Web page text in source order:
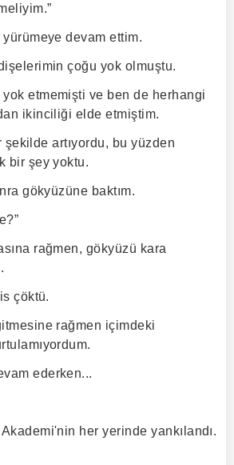
devam ettim.
çoğu yok olmuştu.
etmemişti ve ben de herhangi
ikinciliği elde etmiştim.
şekilde artıyordu, bu yüzden
bir şey yoktu.
gökyüzüne baktım.
rağmen, gökyüzü kara
çöktü.
rağmen içimdeki
ederken...
her yerinde yankılandı.